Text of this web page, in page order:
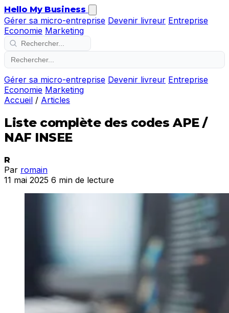
Hello My Business
Gérer sa micro-entreprise Devenir livreur Entreprise
Economie Marketing
Gérer sa micro-entreprise Devenir livreur Entreprise
Economie Marketing
Accueil / Articles
Liste complète des codes APE /
NAF INSEE
R
Par romain
11 mai 2025 6 min de lecture